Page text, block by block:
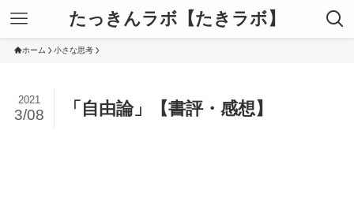
たっきんラボ【たきラボ】
ホーム 小さな思考
「自由論」【書評・感想】
2021
3/08